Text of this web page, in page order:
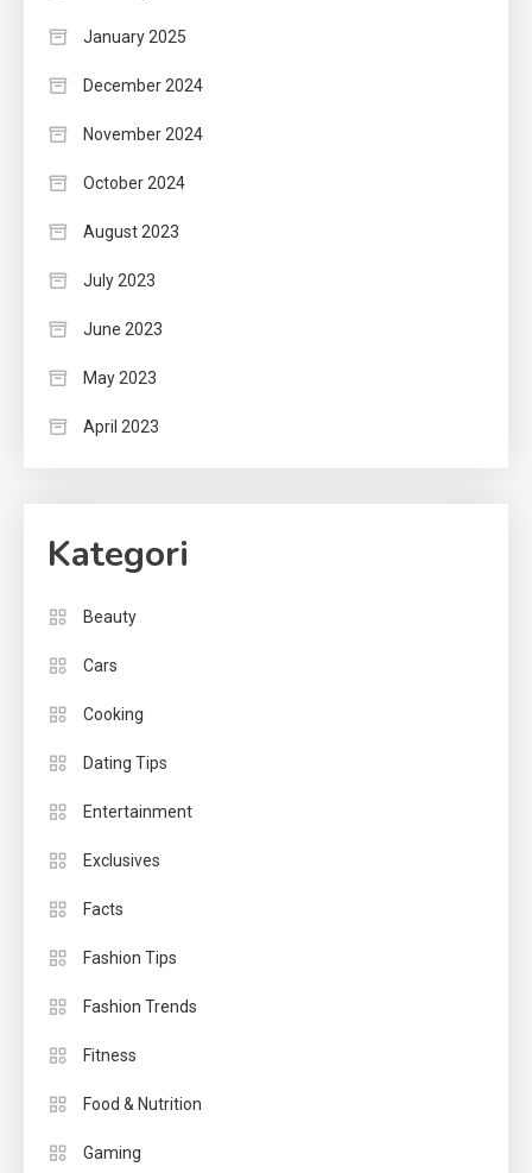
January 2025
December 2024
November 2024
October 2024
August 2023
July 2023
June 2023
May 2023
April 2023
Kategori
Beauty
Cars
Cooking
Dating Tips
Entertainment
Exclusives
Facts
Fashion Tips
Fashion Trends
Fitness
Food & Nutrition
Gaming